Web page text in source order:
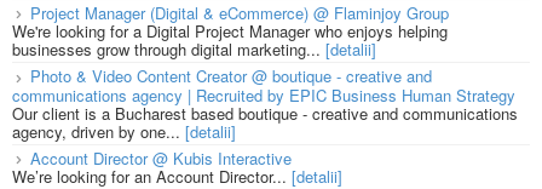
Project Manager (Digital & eCommerce) @ Flaminjoy Group
We're looking for a Digital Project Manager who enjoys helping
businesses grow through digital marketing... [detalii]
Photo & Video Content Creator @ boutique - creative and
communications agency | Recruited by EPIC Business Human Strategy
Our client is a Bucharest based boutique - creative and communications
agency, driven by one... [detalii]
Account Director @ Kubis Interactive
We’re looking for an Account Director... [detalii]